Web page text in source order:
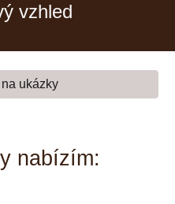
vzhled
ukázky
nabízím: